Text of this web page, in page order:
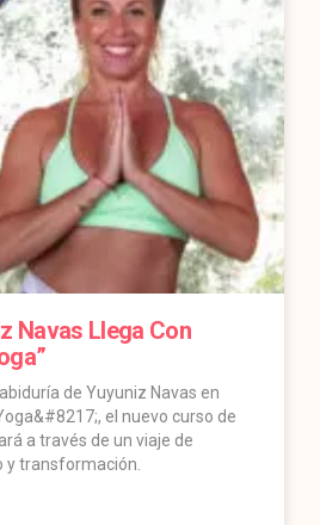
Navas Llega Con
de Yuyuniz Navas en
el nuevo curso de
a través de un viaje de
y transformación.